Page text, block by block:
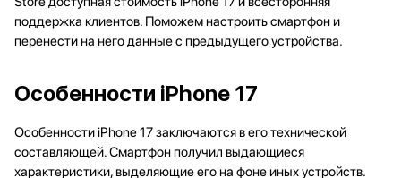
поддержка клиентов. Поможем настроить смартфон и
перенести на него данные с предыдущего устройства.
Особенности iPhone 17
Особенности iPhone 17 заключаются в его технической
составляющей. Смартфон получил выдающиеся
характеристики, выделяющие его на фоне иных устройств.